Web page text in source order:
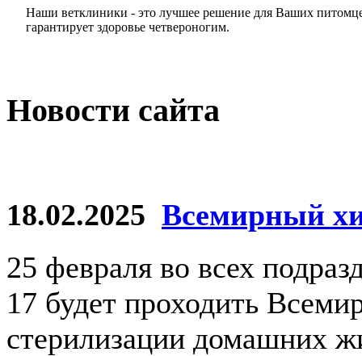
Наши ветклиники - это лучшее решение для Ваших
гарантирует здоровье четвероногим.
Новости сайта
18.02.2025 Всемирный
25 февраля во всех
17 будет проходить
стерилизации домашних